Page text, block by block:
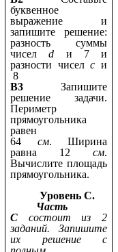
буквенное
выражение и
запишите решение:
разность суммы
чиселd и 7 и
разности чиселс и
8
В3 Запишите
решение задачи.
Периметр
прямоугольника
равен
64 см. Ширина
равна 12 см.
Вычислите площадь
прямоугольника.
Уровень С.
Часть
С состоит из 2
заданий. Запишите
их решение с